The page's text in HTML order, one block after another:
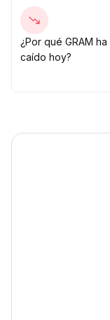
podría ponerse
el futuro
Juicio general:
estrictos stop-
de rebote se
¿Por qué GRAM ha
caído hoy?